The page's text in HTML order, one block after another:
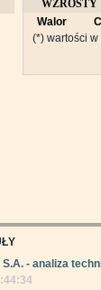
WZROSTY
OBROTY
Walor
(*) wartości w
- analiza